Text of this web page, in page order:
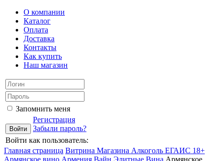
О компании
Каталог
Оплата
Доставка
Контакты
Как купить
Наш магазин
Запомнить меня
Регистрация
Забыли пароль?
Войти как пользователь:
Главная страница Витрина Магазина Алкоголь ЕГАИС 18+
Армянское вино Армения Вайн Элитные Вина Армянское